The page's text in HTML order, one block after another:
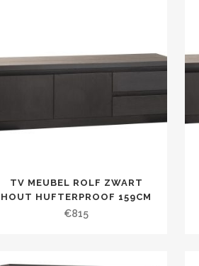
TV MEUBEL ROLF ZWART
HOUT HUFTERPROOF 159CM
€815